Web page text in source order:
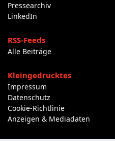
Pressearchiv
LinkedIn
RSS-Feeds
Alle Beiträge
Kleingedrucktes
Impressum
Datenschutz
Cookie-Richtlinie
Anzeigen & Mediadaten